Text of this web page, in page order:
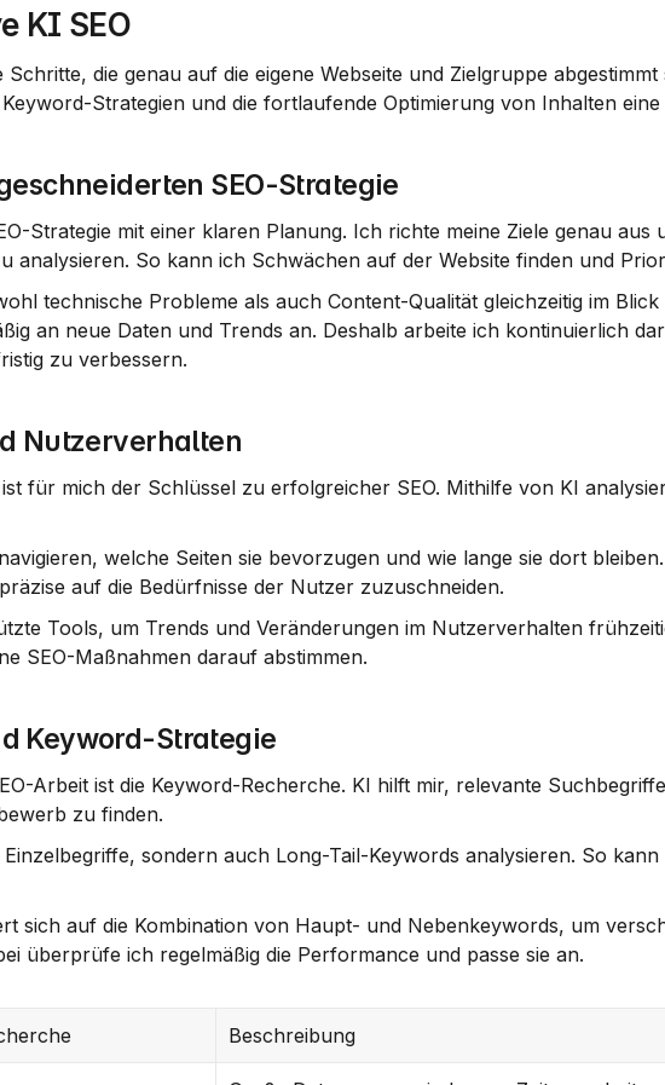
KI SEO
die genau auf die eigene Webseite und Zielgruppe abgestimmt
Strategien und die fortlaufende Optimierung von Inhalten
SEO-Strategie
Strategie mit einer klaren Planung. Ich richte meine Ziele genau aus
analysieren. So kann ich Schwächen auf der Website finden und
technische Probleme als auch Content-Qualität gleichzeitig im
an neue Daten und Trends an. Deshalb arbeite ich kontinuierlich
zu verbessern.
Nutzerverhalten
für mich der Schlüssel zu erfolgreicher SEO. Mithilfe von KI
welche Seiten sie bevorzugen und wie lange sie dort bleiben.
auf die Bedürfnisse der Nutzer zuzuschneiden.
Tools, um Trends und Veränderungen im Nutzerverhalten
SEO-Maßnahmen darauf abstimmen.
Keyword-Strategie
Arbeit ist die Keyword-Recherche. KI hilft mir, relevante
zu finden.
sondern auch Long-Tail-Keywords analysieren. So kann
sich auf die Kombination von Haupt- und Nebenkeywords, um
überprüfe ich regelmäßig die Performance und passe sie an.
Beschreibung